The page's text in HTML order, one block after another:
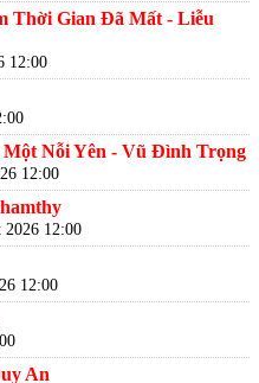
Thời Gian Đã Mất - Liễu
12:00
Nỗi Yên - Vũ Đình Trọng
12:00
2026 12:00
12:00
An